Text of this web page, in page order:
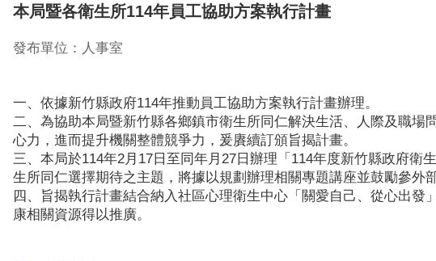
本局暨各衛生所114年員工協助方案執行計畫
發布單位：人事室
一、依據新竹縣政府114年推動員工協助方案執行計畫辦理。
二、為協助本局暨新竹縣各鄉鎮市衛生所同仁解決生活、人際及職
心力，進而提升機關整體競爭力，爰賡續訂頒旨揭計畫。
三、本局於114年2月17日至同年月27日辦理「114年度新竹縣政府
生所同仁選擇期待之主題，將據以規劃辦理相關專題講座並鼓勵參外
四、旨揭執行計畫結合納入社區心理衛生中心「關愛自己、從心出
康相關資源得以推廣。